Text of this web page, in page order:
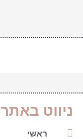
ניווט באתר
ראשי